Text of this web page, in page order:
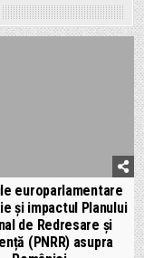
europarlamentare
și impactul Planului
de Redresare și
(PNRR) asupra